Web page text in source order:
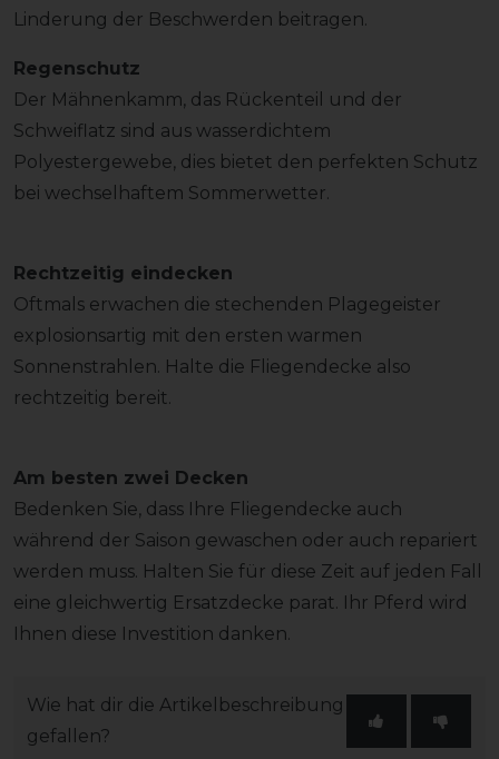
Linderung der Beschwerden beitragen.
Regenschutz
Der Mähnenkamm, das Rückenteil und der
Schweiflatz sind aus wasserdichtem
Polyestergewebe, dies bietet den perfekten Schutz
bei wechselhaftem Sommerwetter.
Rechtzeitig eindecken
Oftmals erwachen die stechenden Plagegeister
explosionsartig mit den ersten warmen
Sonnenstrahlen. Halte die Fliegendecke also
rechtzeitig bereit.
Am besten zwei Decken
Bedenken Sie, dass Ihre Fliegendecke auch
während der Saison gewaschen oder auch repariert
werden muss. Halten Sie für diese Zeit auf jeden Fall
eine gleichwertig Ersatzdecke parat. Ihr Pferd wird
Ihnen diese Investition danken.
Wie hat dir die Artikelbeschreibung
gefallen?